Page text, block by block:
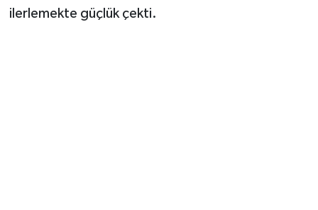
ilerlemekte güçlük çekti.